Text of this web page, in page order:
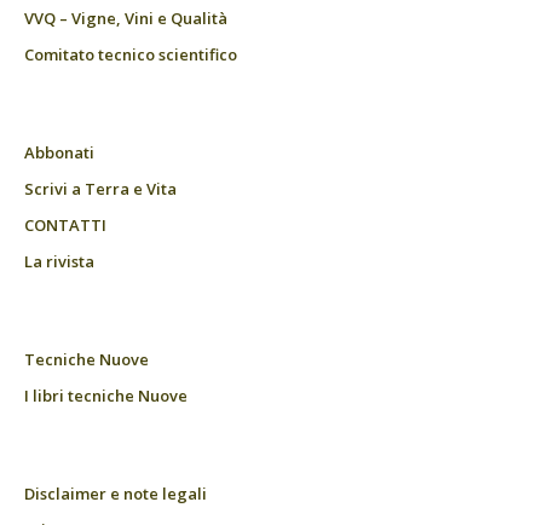
VVQ – Vigne, Vini e Qualità
Comitato tecnico scientifico
Abbonati
Scrivi a Terra e Vita
CONTATTI
La rivista
Tecniche Nuove
I libri tecniche Nuove
Disclaimer e note legali